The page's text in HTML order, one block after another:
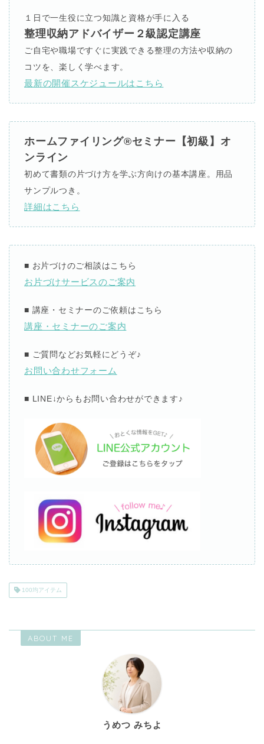
１日で一生役に立つ知識と資格が手に入る
整理収納アドバイザー２級認定講座
ご自宅や職場ですぐに実践できる整理の方法や収納の
コツを、楽しく学べます。
最新の開催スケジュールはこちら
ホームファイリング®セミナー【初級】オ
ンライン
初めて書類の片づけ方を学ぶ方向けの基本講座。用品
サンプルつき。
詳細はこちら
■ お片づけのご相談はこちら
お片づけサービスのご案内
■ 講座・セミナーのご依頼はこちら
講座・セミナーのご案内
■ ご質問などお気軽にどうぞ♪
お問い合わせフォーム
■ LINE↓からもお問い合わせができます♪
100均アイテム
ABOUT ME
うめつ みちよ